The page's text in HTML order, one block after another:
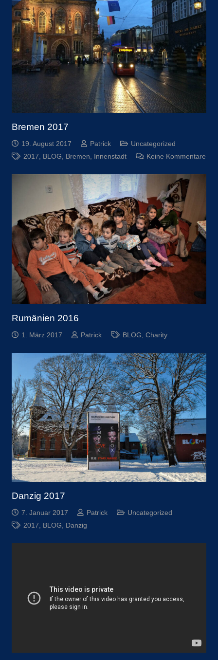
Bremen 2017
19. August 2017 Patrick
Uncategorized
2017
BLOG Bremen Innenstadt Keine Kommentare
Rumänien 2016
1. März 2017 Patrick BLOG Charity
Danzig 2017
7. Januar 2017 Patrick
Uncategorized
2017
BLOG Danzig